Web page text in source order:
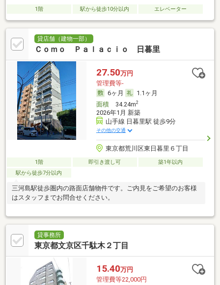
1階 駅から徒歩10分以内 エレベーター
貸店舗（建物一部）
Ｃｏｍｏ Ｐａｌａｃｉｏ 日暮里
27.50万円
管理費等-
6ヶ月
1.1ヶ月
面積34.24m2
2026年1月 新築
山手線 日暮里駅 徒歩9分
その他の交通
東京都荒川区東日暮里６丁目
1階 即引き渡し可
築1年以内
駅から徒歩7分以内
三河島駅徒歩圏内の路面店舗物件です。ご内見をご希望のお客様
はスタッフまでお問合せください。
貸事務所
東京都文京区千駄木２丁目
15.40万円
管理費等22,000円